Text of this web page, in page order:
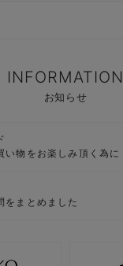
INFORMATION
お知らせ
い物をお楽しみ頂く為に
をまとめました